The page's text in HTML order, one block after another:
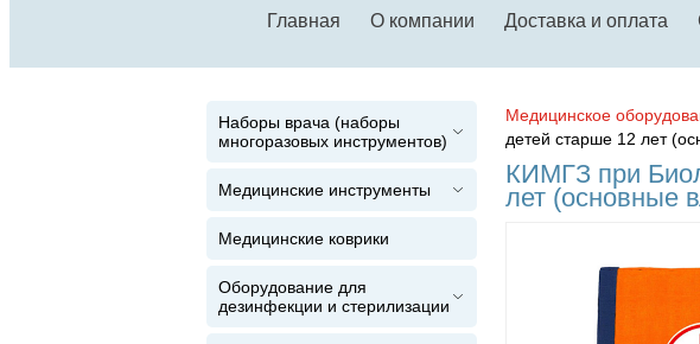
Главная О компании Доставка и оплата
Наборы врача (наборы
многоразовых инструментов)
Медицинские инструменты
Медицинские коврики
Оборудование для
дезинфекции и стерилизации
Медицинское
детей старше 12 лет
КИМГЗ при
лет (основные